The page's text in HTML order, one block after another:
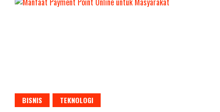
BISNIS TEKNOLOGI